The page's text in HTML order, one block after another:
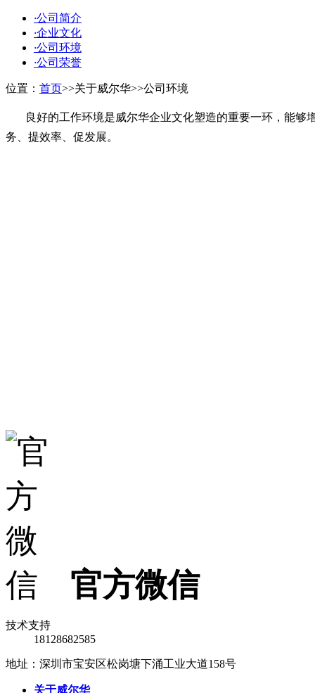
·公司简介
·企业文化
·公司环境
·公司荣誉
位置： 首页>>关于威尔华>>公司环境
良好的工作环境是威尔华企业文化塑造的重要一环，能够
务、提效率、促发展。
官方微信
技术支持
18128682585
地址：深圳市宝安区松岗塘下涌工业大道158号
关于威尔华